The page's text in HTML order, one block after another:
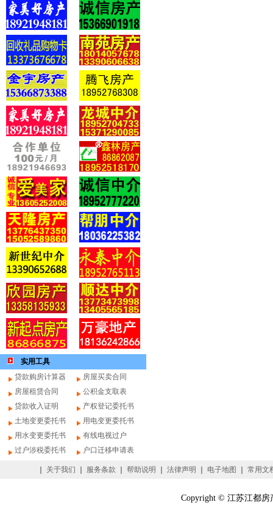
实用工具
贷款购房计算器
房屋买卖合同
房屋租赁合同
公积金支取表
贷款收入证明
产权登记委托书
土地变更委托书
用电变更委托书
用水变更委托书
有线电视过户
过户涉税委托书
户口迁移申请表
关于我们 服务条款 帮助说明 法律声明 电子地图 常用文
Copyright © 江苏江都